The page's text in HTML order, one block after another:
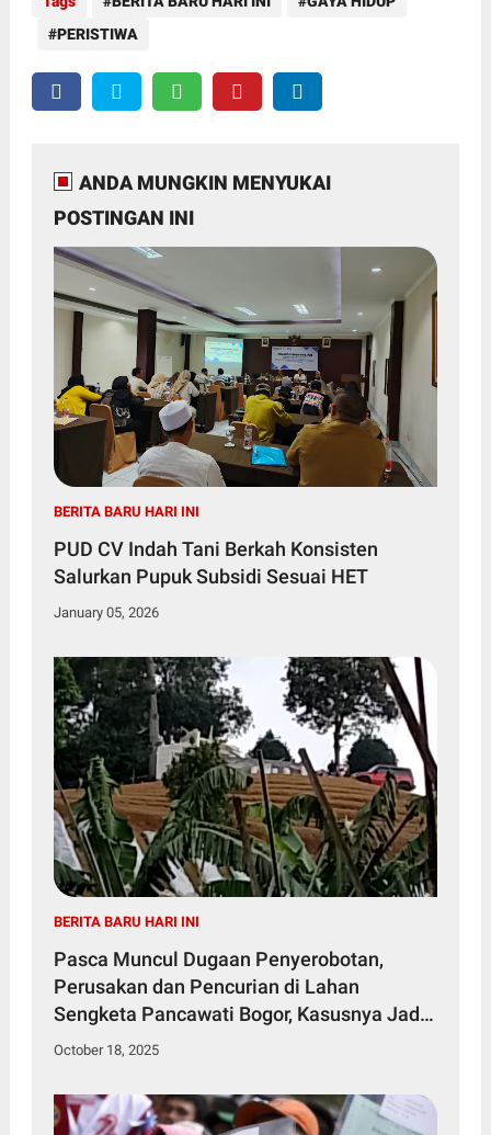
PERISTIWA
ANDA MUNGKIN MENYUKAI
POSTINGAN INI
BERITA BARU HARI INI
PUD CV Indah Tani Berkah Konsisten
Salurkan Pupuk Subsidi Sesuai HET
January 05, 2026
BERITA BARU HARI INI
Pasca Muncul Dugaan Penyerobotan,
Perusakan dan Pencurian di Lahan
Sengketa Pancawati Bogor, Kasusnya Jadi
Sorotan Publik
October 18, 2025